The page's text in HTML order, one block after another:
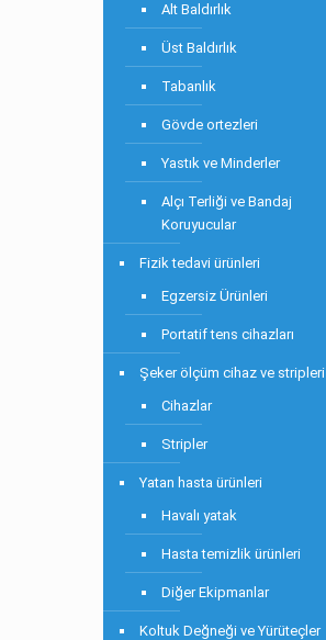
Alt Baldırlık
Üst Baldırlık
Tabanlık
Gövde ortezleri
Yastık ve Minderler
Alçı Terliği ve Bandaj
Koruyucular
Fizik tedavi ürünleri
Egzersiz Ürünleri
Portatif tens cihazları
Şeker ölçüm cihaz ve stripleri
Cihazlar
Stripler
Yatan hasta ürünleri
Havalı yatak
Hasta temizlik ürünleri
Diğer Ekipmanlar
Koltuk Değneği ve Yürüteçler